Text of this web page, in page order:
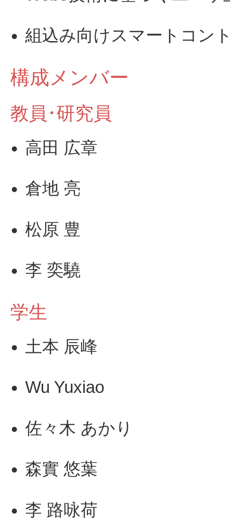
組込み向けスマートコン
構成メンバー
教員･研究員
高田 広章
倉地 亮
松原 豊
李 奕驍
学生
土本 辰峰
Wu Yuxiao
佐々木 あかり
森實 悠葉
李 路咏荷